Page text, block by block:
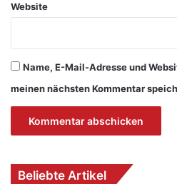
Website
Name, E-Mail-Adresse und
meinen nächsten Kommentar
Beliebte Artikel